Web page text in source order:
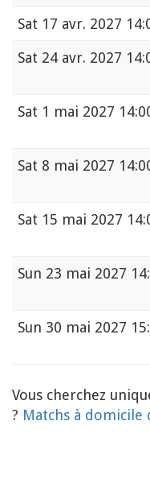
Sat 17 avr. 2027
Sat 24 avr. 2027
Sat 1 mai 2027
Sat 8 mai 2027
Sat 15 mai 2027
Sun 23 mai 2027
Sun 30 mai 2027
Vous cherchez
? Matchs à domicile